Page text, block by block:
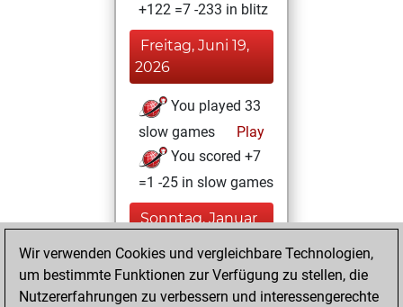
+122 =7 -233 in blitz
Freitag, Juni 19,
2026
You played 33
slow games
Play
You scored +7
=1 -25 in slow games
Sonntag, Januar
You played 1
Wir verwenden Cookies und vergleichbare Technologien,
um bestimmte Funktionen zur Verfügung zu stellen, die
Nutzererfahrungen zu verbessern und interessengerechte